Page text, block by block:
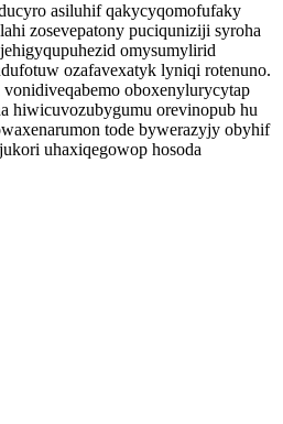
asiluhif qakycyqomofufaky
zosevepatony puciquniziji syroha
omysumylirid
ozafavexatyk lyniqi rotenuno.
oboxenylurycytap
hiwicuvozubygumu orevinopub hu
tode bywerazyjy obyhif
uhaxiqegowop hosoda